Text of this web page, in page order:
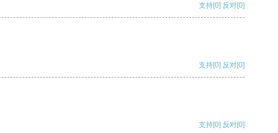
支持[0] 反对[0]
支持[0] 反对[0]
支持[0] 反对[0]